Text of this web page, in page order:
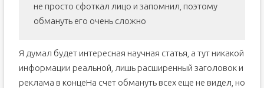
не просто сфоткал лицо и запомнил, поэтому
обмануть его очень сложно
Я думал будет интересная научная статья, а тут никакой
информации реальной, лишь расширенный заголовок и
реклама в концеНа счет обмануть всех еще не видел, но